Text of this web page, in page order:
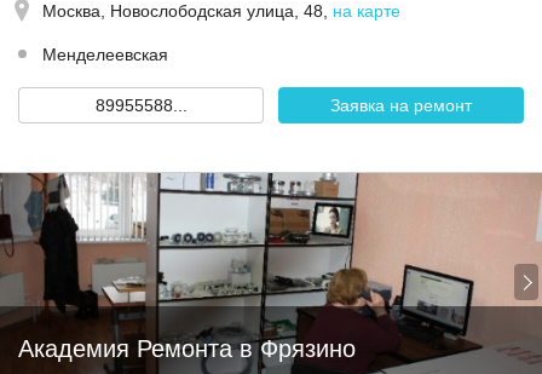
Москва, Новослободская улица, 48 на карте
Менделеевская
89955588... Заявка на ремонт
Академия Ремонта в Фрязино